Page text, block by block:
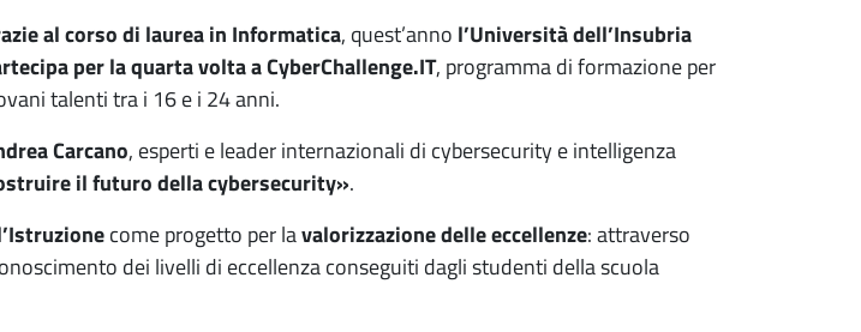
al corso di laurea in Informatica, quest’anno l’Università dell’Insubria
per la quarta volta a CyberChallenge.IT, programma di formazione per
talenti tra i 16 e i 24 anni.
Carcano, esperti e leader internazionali di cybersecurity e intelligenza
il futuro della cybersecurity».
come progetto per lavalorizzazione delle eccellenze: attraverso
dei livelli di eccellenza conseguiti dagli studenti della scuola